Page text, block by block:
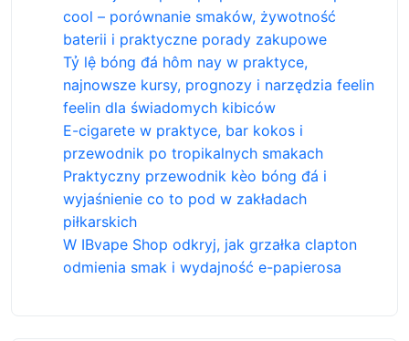
cool – porównanie smaków, żywotność
baterii i praktyczne porady zakupowe
Tỷ lệ bóng đá hôm nay w praktyce,
najnowsze kursy, prognozy i narzędzia feelin
feelin dla świadomych kibiców
E-cigarete w praktyce, bar kokos i
przewodnik po tropikalnych smakach
Praktyczny przewodnik kèo bóng đá i
wyjaśnienie co to pod w zakładach
piłkarskich
W IBvape Shop odkryj, jak grzałka clapton
odmienia smak i wydajność e-papierosa